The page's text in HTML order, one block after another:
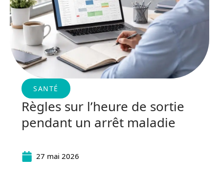
SANTÉ
Règles sur l’heure de sortie
pendant un arrêt maladie
27 mai 2026